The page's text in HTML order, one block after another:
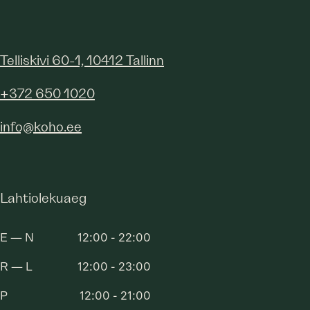
Telliskivi 60-1, 10412 Tallinn
+372 650 1020
info@koho.ee
Lahtiolekuaeg
E — N 12:00 - 22:00
R — L 12:00 - 23:00
P 12:00 - 21:00